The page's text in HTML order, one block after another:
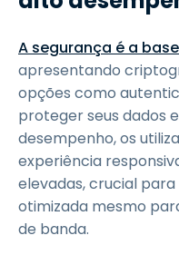
A segurança é a
apresentando
opções como
proteger seus dados
desempenho, os
experiência
elevadas, crucial
otimizada mesmo
de banda.